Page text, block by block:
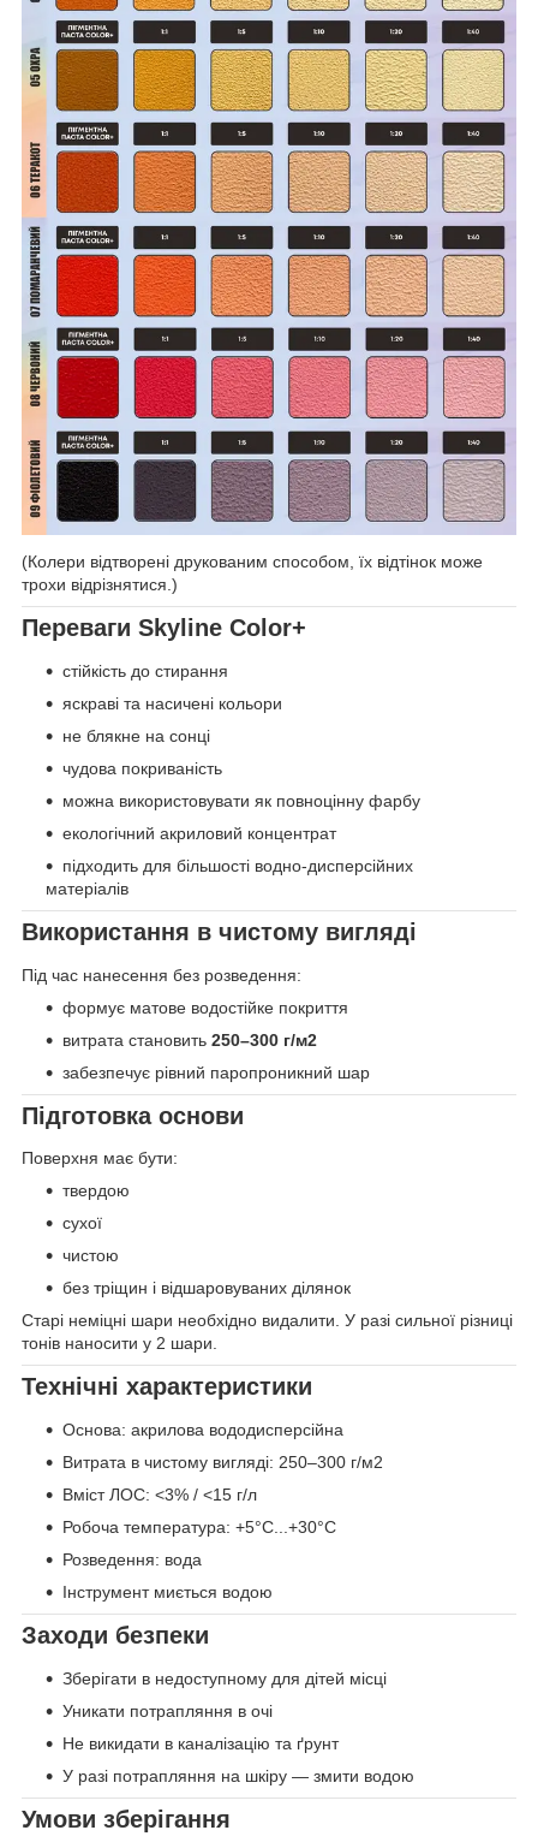
(Колери відтворені друкованим способом, їх відтінок може
трохи відрізнятися.)
Переваги Skyline Color+
стійкість до стирання
яскраві та насичені кольори
не блякне на сонці
чудова покриваність
можна використовувати як повноцінну фарбу
екологічний акриловий концентрат
підходить для більшості водно-дисперсійних
матеріалів
Використання в чистому вигляді
Під час нанесення без розведення:
формує матове водостійке покриття
витрата становить 250–300 г/м2
забезпечує рівний паропроникний шар
Підготовка основи
Поверхня має бути:
твердою
сухої
чистою
без тріщин і відшаровуваних ділянок
Старі неміцні шари необхідно видалити. У разі сильної різниці
тонів наносити у 2 шари.
Технічні характеристики
Основа: акрилова вододисперсійна
Витрата в чистому вигляді: 250–300 г/м2
Вміст ЛОС: <3% / <15 г/л
Робоча температура: +5°C...+30°C
Розведення: вода
Інструмент миється водою
Заходи безпеки
Зберігати в недоступному для дітей місці
Уникати потрапляння в очі
Не викидати в каналізацію та ґрунт
У разі потрапляння на шкіру — змити водою
Умови зберігання